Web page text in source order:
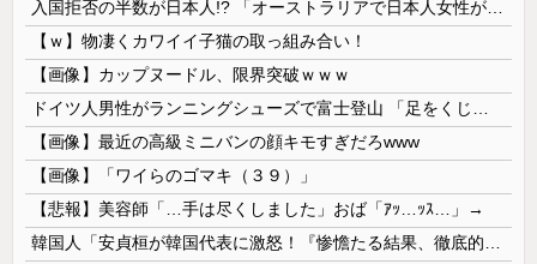
【ｗ】物凄くカワイイ子猫の取っ組み合い！
【画像】カップヌードル、限界突破ｗｗｗ
【画像】最近の高級ミニバンの顔キモすぎだろwww
【画像】「ワイらのゴマキ（３９）」
【悲報】美容師「…手は尽くしました」おば「ｱｯ…ｯｽ…」→